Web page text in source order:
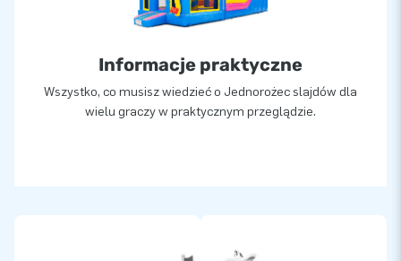
Informacje praktyczne
Wszystko, co musisz wiedzieć o Jednorożec slajdów dla
wielu graczy w praktycznym przeglądzie.